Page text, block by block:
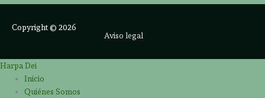
Copyright © 2026
Aviso legal
Harpa Dei
Inicio
Quiénes Somos